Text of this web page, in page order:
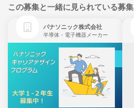
この募集と一緒に見られている募集
パナソニック株式会社
半導体・電子機器メーカー